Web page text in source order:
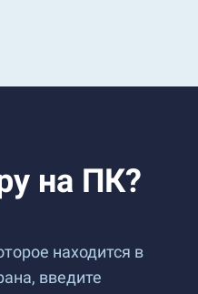
на ПК?
находится в
введите